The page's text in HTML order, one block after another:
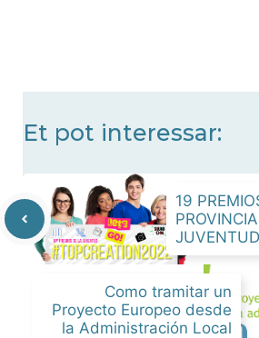
Et pot interessar:
19
JUVENTUD
Como tramitar un
Proyecto Europeo desde
la Administración Local